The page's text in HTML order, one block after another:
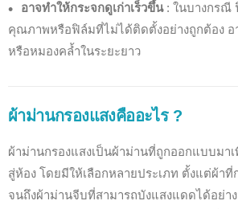
อาจทำให้กระจกดูเก่าเร็วขึ้น : ในบางกรณี
คุณภาพหรือฟิล์มที่ไม่ได้ติดตั้งอย่างถูกต้อง อ
หรือหมองคล้ำในระยะยาว
ผ้าม่านกรองแสงคืออะไร ?
ผ้าม่านกรองแสงเป็นผ้าม่านที่ถูกออกแบบมาเ
สู่ห้อง โดยมีให้เลือกหลายประเภท ตั้งแต่ผ้าที่
จนถึงผ้าม่านจีบที่สามารถบังแสงแดดได้อย่า